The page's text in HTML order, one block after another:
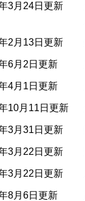
3月24日更新
2月13日更新
6月2日更新
4月1日更新
10月11日更新
3月31日更新
3月22日更新
3月22日更新
8月6日更新